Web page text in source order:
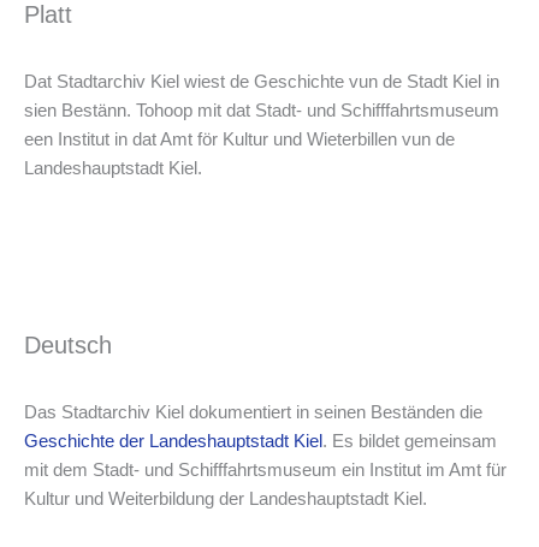
Platt
Dat Stadtarchiv Kiel wiest de Geschichte vun de Stadt Kiel in
sien Bestänn. Tohoop mit dat Stadt- und Schifffahrtsmuseum
een Institut in dat Amt för Kultur und Wieterbillen vun de
Landeshauptstadt Kiel.
Deutsch
Das Stadtarchiv Kiel dokumentiert in seinen Beständen die
Geschichte der Landeshauptstadt Kiel . Es bildet gemeinsam
mit dem Stadt- und Schifffahrtsmuseum ein Institut im Amt für
Kultur und Weiterbildung der Landeshauptstadt Kiel.